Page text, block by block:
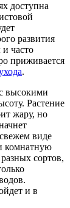
доступна
развития
часто
приживается
.
высокими
Растение
жару, но
виде
комнатную
сортов,
и в